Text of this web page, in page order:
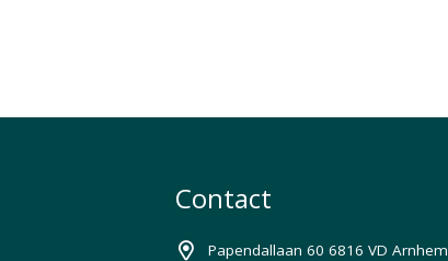
Contact
Papendallaan 60 6816 VD Arnhem